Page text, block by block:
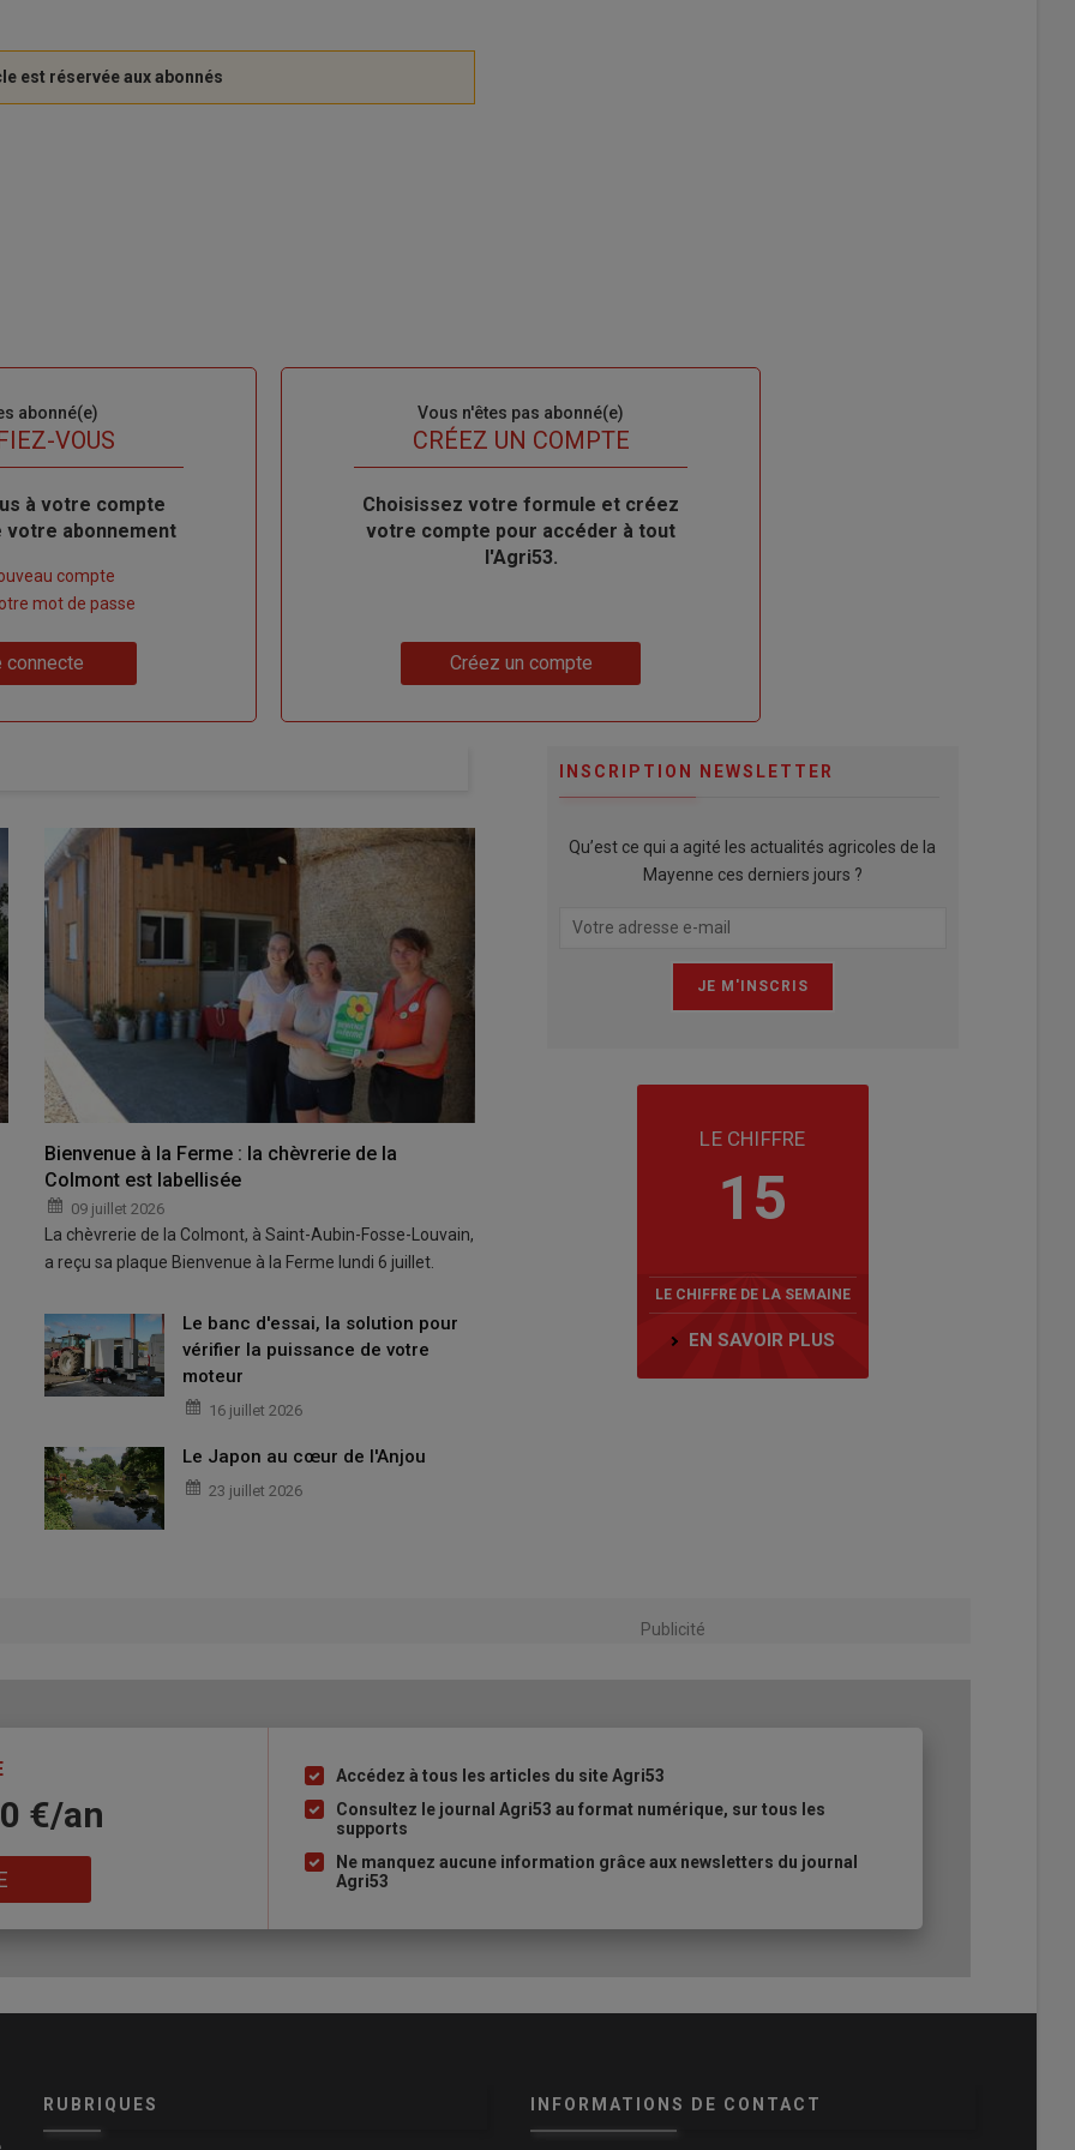
abonné(e)
VOUS
à votre compte
abonnement
compte
mot de passe
connecte
Vous n'êtes pas abonné(e)
TITRECRÉEZ UN COMPTE
Body
Choisissez votre formule et créez
votre compte pour accéder à tout
l'Agri53.
Créez un compte
Bienvenue à la Ferme : la chèvrerie de la
Colmont est labellisée
09 juillet 2026
La chèvrerie de la Colmont, à Saint-Aubin-Fosse-Louvain,
a reçu sa plaque Bienvenue à la Ferme lundi 6 juillet.
Le banc d'essai, la solution pour
vérifier la puissance de votre
moteur
16 juillet 2026
Le Japon au cœur de l'Anjou
23 juillet 2026
INSCRIPTION NEWSLETTER
Qu’est ce qui a agité les actualités agricoles de la
Mayenne ces derniers jours ?
LE CHIFFRE
15
LE CHIFFRE DE LA SEMAINE
EN SAVOIR PLUS
Publicité
€/an
Liste
à
puce
Accédez à tous les articles du site Agri53
Consultez le journal Agri53 au format numérique, sur tous les
supports
Ne manquez aucune information grâce aux newsletters du journal
Agri53
RUBRIQUES INFORMATIONS DE CONTACT